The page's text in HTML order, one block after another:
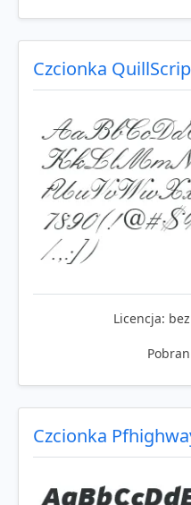
Czcionka
Licencja:
Czcionka